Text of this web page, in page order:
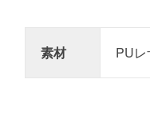
素材 PU